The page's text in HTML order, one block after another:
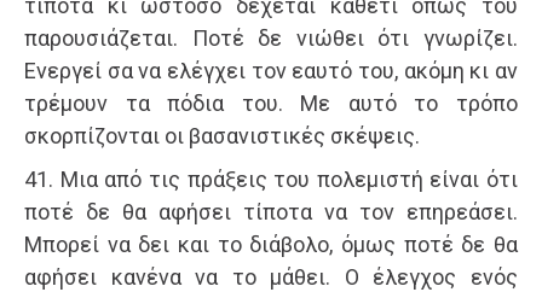
τίποτα κι ωστόσο δέχεται καθετί όπως του
παρουσιάζεται. Ποτέ δε νιώθει ότι γνωρίζει.
Ενεργεί σα να ελέγχει τον εαυτό του, ακόμη κι αν
τρέμουν τα πόδια του. Με αυτό το τρόπο
σκορπίζονται οι βασανιστικές σκέψεις.
41. Μια από τις πράξεις του πολεμιστή είναι ότι
ποτέ δε θα αφήσει τίποτα να τον επηρεάσει.
Μπορεί να δει και το διάβολο, όμως ποτέ δε θα
αφήσει κανένα να το μάθει. Ο έλεγχος ενός